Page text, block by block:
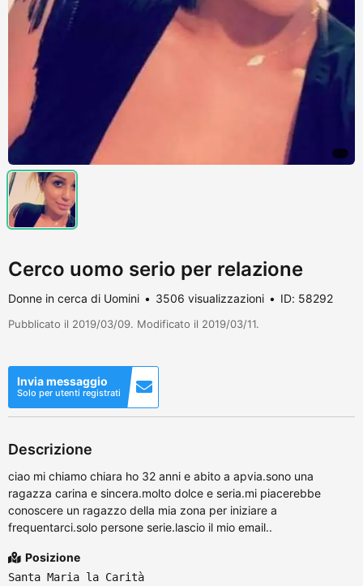
Cerco uomo serio per relazione
Donne in cerca di Uomini 3506 visualizzazioni ID: 58292
Pubblicato il 2019/03/09. Modificato il 2019/03/11.
Invia messaggio
Solo per utenti registrati
Descrizione
ciao mi chiamo chiara ho 32 anni e abito a apvia.sono una
ragazza carina e sincera.molto dolce e seria.mi piacerebbe
conoscere un ragazzo della mia zona per iniziare a
frequentarci.solo persone serie.lascio il mio email..
Posizione
Santa Maria la Carità